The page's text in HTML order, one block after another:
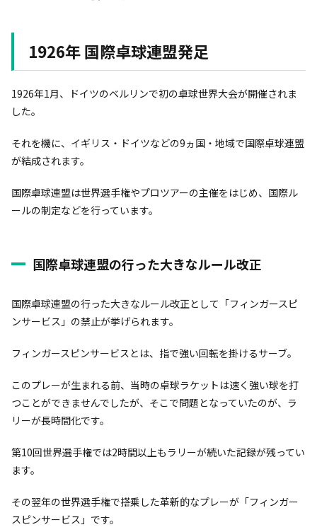
1926年 国際卓球連盟発足
1926年1月、ドイツのベルリンで初の卓球世界大会が開催されま
した。
それを機に、イギリス・ドイツなどの9ヵ国・地域で国際卓球連盟
が結成されます。
国際卓球連盟は世界選手権やプロツアーの主催をはじめ、国際ル
ールの制定などを行っています。
国際卓球連盟の行った大きなルール改正
国際卓球連盟の行った大きなルール改正として「フィンガースピ
ンサービス」の禁止が挙げられます。
フィンガースピンサービスとは、指で強い回転を掛けるサーブ。
このプレーが生まれる前、当時の卓球ラケットは速く強い球を打
つことができませんでしたが、そこで問題となっていたのが、ラ
リーが長時間化です。
第10回世界選手権では2時間以上もラリーが続いた記録が残ってい
ます。
その翌年の世界選手権で搭乗した革新的なプレーが「フィンガー
スピンサービス」です。